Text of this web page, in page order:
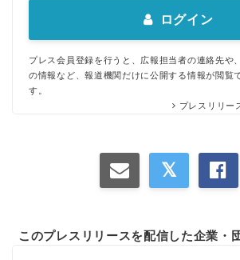
ログイン
プレス会員登録を行うと、広報担当者の連絡先や
の情報など、報道機関だけに公開する情報が閲覧
す。
プレスリリー
このプレスリリースを配信した企業・